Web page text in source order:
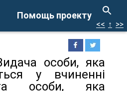
Помощь проекту
<< ↑ >>
особи, яка
у вчиненні
особи, яка